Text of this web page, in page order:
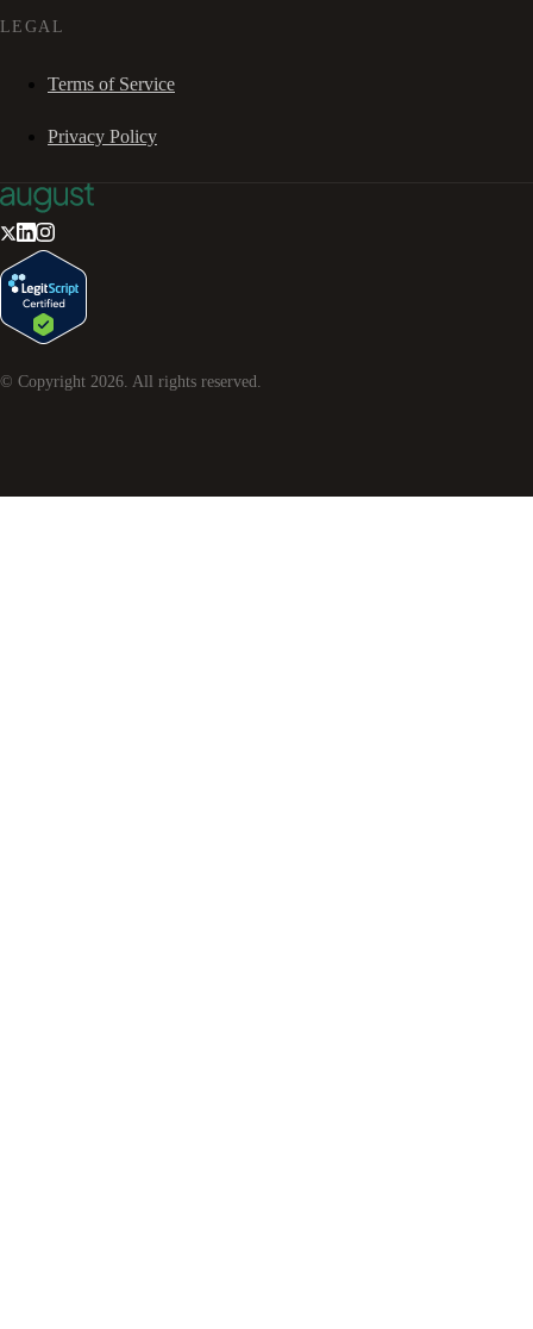
LEGAL
Terms of Service
Privacy Policy
© Copyright 2026 . All rights reserved.